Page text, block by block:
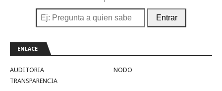
Entrar
ENLACE
AUDITORIA
NODO
TRANSPARENCIA